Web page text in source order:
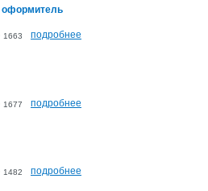
1663 подробнее
1677 подробнее
1482 подробнее